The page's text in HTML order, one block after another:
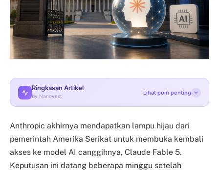
Ringkasan Artikel
by Nanovest
Lihat poin penting
Anthropic akhirnya mendapatkan lampu hijau dari
pemerintah Amerika Serikat untuk membuka kembali
akses ke model AI canggihnya, Claude Fable 5.
Keputusan ini datang beberapa minggu setelah